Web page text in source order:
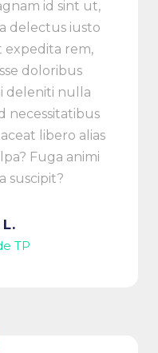
id sint ut,
delectus iusto
rem,
doloribus
deleniti nulla
necessitatibus
libero alias
Fuga animi
suscipit?
TP